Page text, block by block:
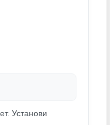
Установи